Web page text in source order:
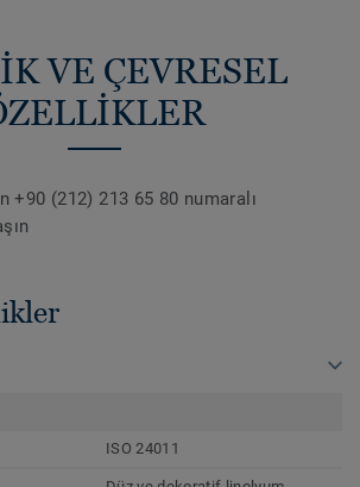
VE ÇEVRESEL
+90 (212) 213 65 80 numaralı
ISO 24011